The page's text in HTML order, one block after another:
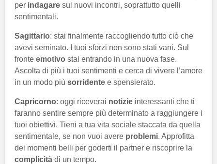
per indagare sui nuovi incontri, soprattutto quelli
sentimentali.
Sagittario: stai finalmente raccogliendo tutto ciò che
avevi seminato. I tuoi sforzi non sono stati vani. Sul
fronte emotivo stai entrando in una nuova fase.
Ascolta di più i tuoi sentimenti e cerca di vivere l’amore
in un modo più sorridente e spensierato.
Capricorno: oggi riceverai notizie interessanti che ti
faranno sentire sempre più determinato a raggiungere i
tuoi obiettivi. Tieni a tua vita sociale staccata da quella
sentimentale, se non vuoi avere problemi. Approfitta
dei momenti belli per goderti il partner e riscoprire la
complicità di un tempo.